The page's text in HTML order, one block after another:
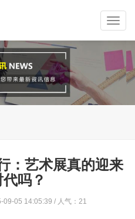
：艺术展真的迎来
吗？
05 14:05:39 / 人气： 21